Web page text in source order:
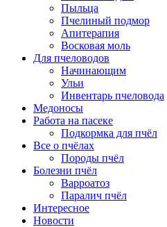
Пыльца
Пчелиный подмор
Апитерапия
Восковая моль
Для пчеловодов
Начинающим
Ульи
Инвентарь пчеловода
Медоносы
Работа на пасеке
Подкормка для пчёл
Все о пчёлах
Породы пчёл
Болезни пчёл
Варроатоз
Паралич пчёл
Интересное
Новости